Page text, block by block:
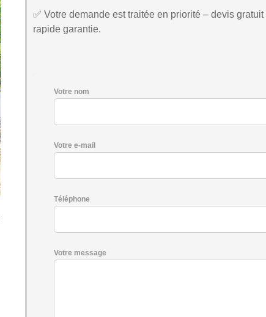
✅ Votre demande est traitée en priorité – devis
rapide garantie.
Votre nom
Votre e-mail
Téléphone
Votre message